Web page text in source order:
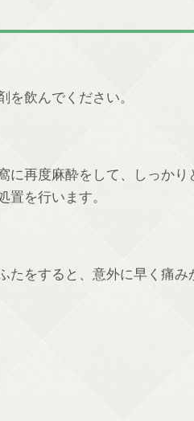
飲んでください。
に再度麻酔をして、しっかり
を行います。
たをすると、意外に早く痛み